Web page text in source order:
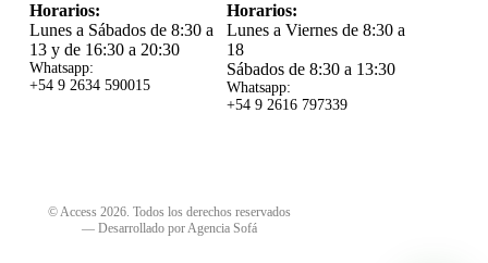
Horarios:
Lunes a Sábados de 8:30 a
13 y de 16:30 a 20:30
Whatsapp:
+54 9 2634 590015
Horarios:
Lunes a Viernes de 8:30 a
18
Sábados de 8:30 a 13:30
Whatsapp:
+54 9 2616 797339
© Access 2026. Todos los derechos reservados
— Desarrollado por Agencia Sofá